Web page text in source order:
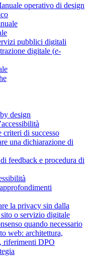
operativo di design
pubblici digitali
digitale (e-
design
criteri di successo
una dichiarazione di
feedback e procedura di
la privacy sin dalla
o servizio digitale
quando necessario
web: architettura,
riferimenti DPO